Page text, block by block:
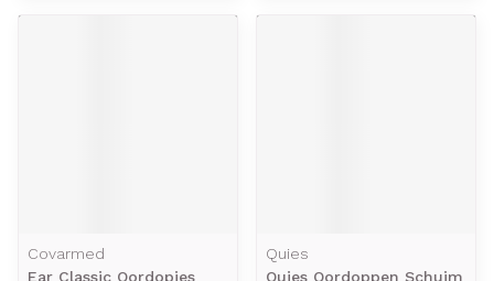
Covarmed
Ear Classic Oordopjes
Quies
Quies Oordoppen Schuim